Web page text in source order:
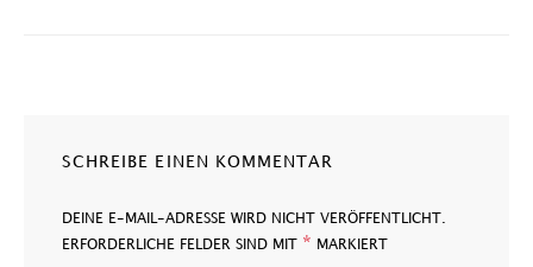
SCHREIBE EINEN KOMMENTAR
DEINE E-MAIL-ADRESSE WIRD NICHT VERÖFFENTLICHT.
ERFORDERLICHE FELDER SIND MIT * MARKIERT